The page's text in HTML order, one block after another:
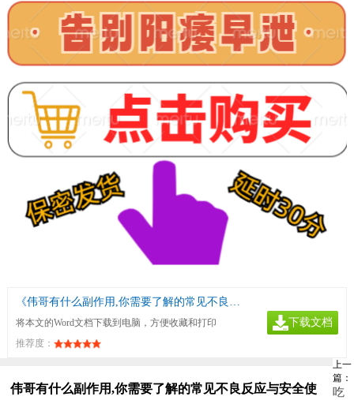
《伟哥有什么副作用,你需要了解的常见不良反应与安全使用指南》
将本文的Word文档下载到电脑，方便收藏和打印
推荐度：
下载文档
伟哥有什么副作用,你需要了解的常见不良反应与安全使
上一
篇：
吃